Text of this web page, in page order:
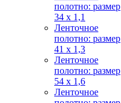
полотно: размер
34 х 1,1
Ленточное
полотно: размер
41 х 1,3
Ленточное
полотно: размер
54 х 1,6
Ленточное